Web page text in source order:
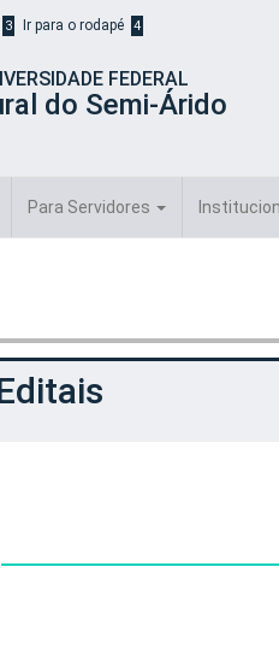
3 Ir para o rodapé 4
FEDERAL
do Semi-Árido
Para Servidores